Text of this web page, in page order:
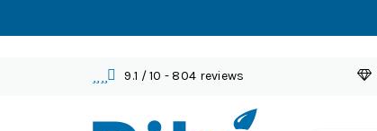
9.1 / 10 - 804 reviews